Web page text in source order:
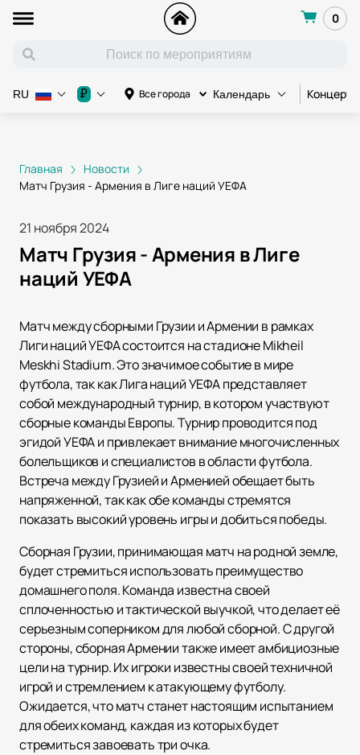
0
Все города Календарь Концерт
RU ₽
Главная
Новости
Матч Грузия - Армения в Лиге наций УЕФА
21 ноября 2024
Матч Грузия - Армения в Лиге
наций УЕФА
Матч между сборными Грузии и Армении в рамках
Лиги наций УЕФА состоится на стадионе Mikheil
Meskhi Stadium. Это значимое событие в мире
футбола, так как Лига наций УЕФА представляет
собой международный турнир, в котором участвуют
сборные команды Европы. Турнир проводится под
эгидой УЕФА и привлекает внимание многочисленных
болельщиков и специалистов в области футбола.
Встреча между Грузией и Арменией обещает быть
напряженной, так как обе команды стремятся
показать высокий уровень игры и добиться победы.
Сборная Грузии, принимающая матч на родной земле,
будет стремиться использовать преимущество
домашнего поля. Команда известна своей
сплоченностью и тактической выучкой, что делает её
серьезным соперником для любой сборной. С другой
стороны, сборная Армении также имеет амбициозные
цели на турнир. Их игроки известны своей техничной
игрой и стремлением к атакующему футболу.
Ожидается, что матч станет настоящим испытанием
для обеих команд, каждая из которых будет
стремиться завоевать три очка.